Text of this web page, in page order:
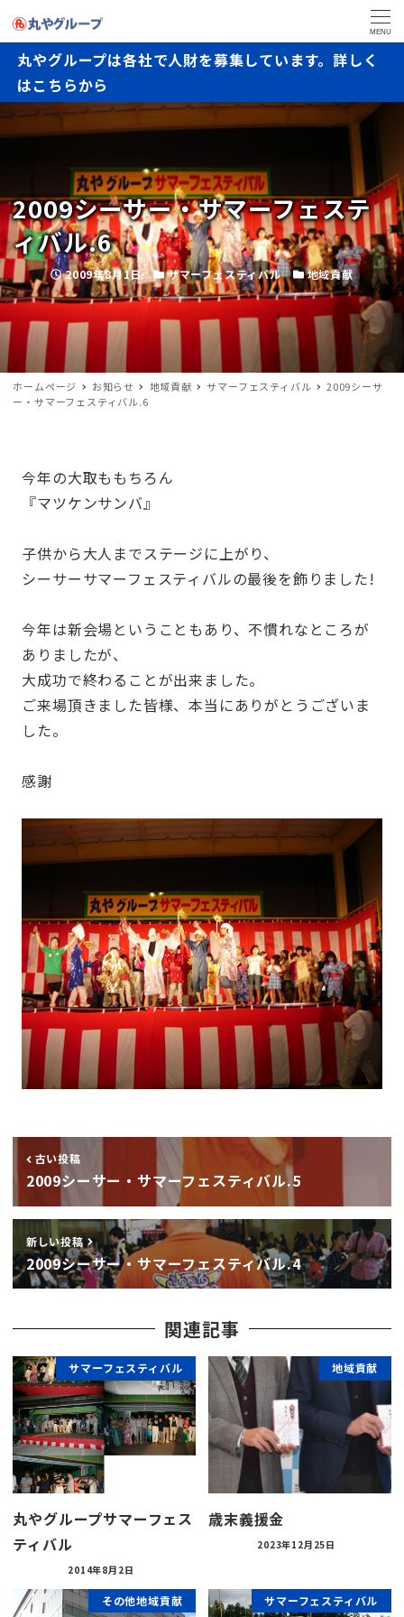
MENU
丸やグループは各社で人財を募集しています。詳しく
はこちらから
2009シーサー・サマーフェステ
ィバル.6
2009年8月1日 サマーフェスティバル 地域貢献
ホームページ お知らせ 地域貢献 サマーフェスティバル
2009シーサ
ー・サマーフェスティバル.6
今年の大取ももちろん
『マツケンサンバ』
子供から大人までステージに上がり、
シーサーサマーフェスティバルの最後を飾りました!
今年は新会場ということもあり、不慣れなところが
ありましたが、
大成功で終わることが出来ました。
ご来場頂きました皆様、本当にありがとうございま
した。
感謝
古い投稿
2009シーサー・サマーフェスティバル.5
新しい投稿
2009シーサー・サマーフェスティバル.4
関連記事
サマーフェスティバル
丸やグループサマーフェス
ティバル
2014年8月2日
地域貢献
歳末義援金
2023年12月25日
その他地域貢献 サマーフェスティバル